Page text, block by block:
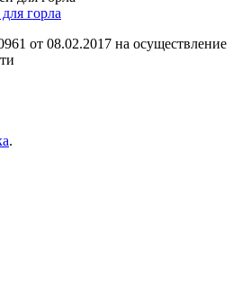
горла
от 08.02.2017 на осуществление
.